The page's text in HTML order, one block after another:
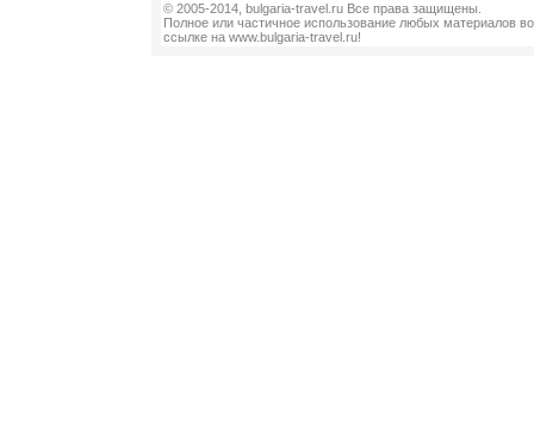
© 2005-2014, bulgaria-travel.ru Все права защищены.
Полное или частичное использование любых материалов
ссылке на www.bulgaria-travel.ru!